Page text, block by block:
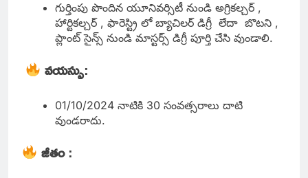
గుర్తింపు పొందిన యూనివర్సిటీ నుండి అగ్రికల్చర్ ,
హార్టికల్చర్ , ఫారెస్ట్రి లో బ్యాచిలర్ డిగ్రీ లేదా బొటని ,
ప్లాంట్ సైన్స్ నుండి మాస్టర్స్ డిగ్రీ పూర్తి చేసి వుండాలి.
వయస్సు:
01/10/2024 నాటికి 30 సంవత్సరాలు దాటి
వుండరాదు.
జీతం: